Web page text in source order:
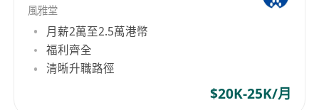
件）；有海外留學、交換經歷或涉外知識產權實習
經驗者優先；
2. 1-3 年知識產權相關工作經驗，了解海外商標、
外觀專利申請流程，對至少 1-2 個海外市場（如歐
風雅堂
月薪2萬至2.5萬港幣
福利齊全
清晰升職路徑
$20K-25K/月